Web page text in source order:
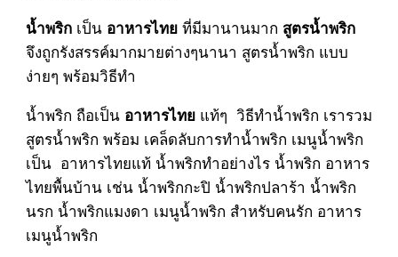
น้ำพริกเป็น อาหารไทย ที่มีมานานมาก สูตรน้ำพริก
จึงถูกรังสรรค์มากมายต่างๆนานา สูตรน้ำพริก แบบ
ง่ายๆ พร้อมวิธีทำ
น้ำพริก ถือเป็น อาหารไทยแท้ๆ วิธีทำน้ำพริก เรารวม
สูตรน้ำพริก พร้อม เคล็ดลับการทำน้ำพริก เมนูน้ำพริก
เป็น อาหารไทยแท้ น้ำพริกทำอย่างไร น้ำพริก อาหาร
ไทยพื้นบ้าน เช่น น้ำพริกกะปิ น้ำพริกปลาร้า น้ำพริก
นรก น้ำพริกแมงดา เมนูน้ำพริก สำหรับคนรัก อาหาร
เมนูน้ำพริก